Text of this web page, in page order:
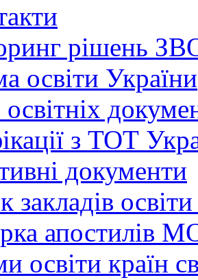
рішень
освіти України
з ТОТ
документи
закладів
апостилів
освіти країн